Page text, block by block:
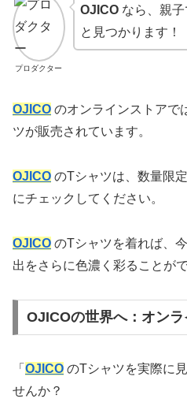
プロダクター
OJICOなら、親子
と見つかります！
OJICO のオンラインストアで
ツが販売されています。
OJICO のTシャツは、数量限
にチェックしてください。
OJICO のTシャツを着れば、
出をさらに色濃く彩ることが
OJICOの世界へ：オン
「 OJICO のTシャツを実際に
せんか？